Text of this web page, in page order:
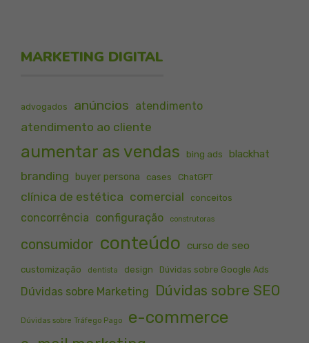
MARKETING DIGITAL
advogados anúncios atendimento
atendimento ao cliente
aumentar as vendas bing ads blackhat
branding buyer persona cases ChatGPT
clínica de estética comercial conceitos
concorrência configuração construtoras
consumidor conteúdo curso de seo
customização dentista design Dúvidas sobre Google Ads
Dúvidas sobre Marketing Dúvidas sobre SEO
Dúvidas sobre Tráfego Pago e-commerce